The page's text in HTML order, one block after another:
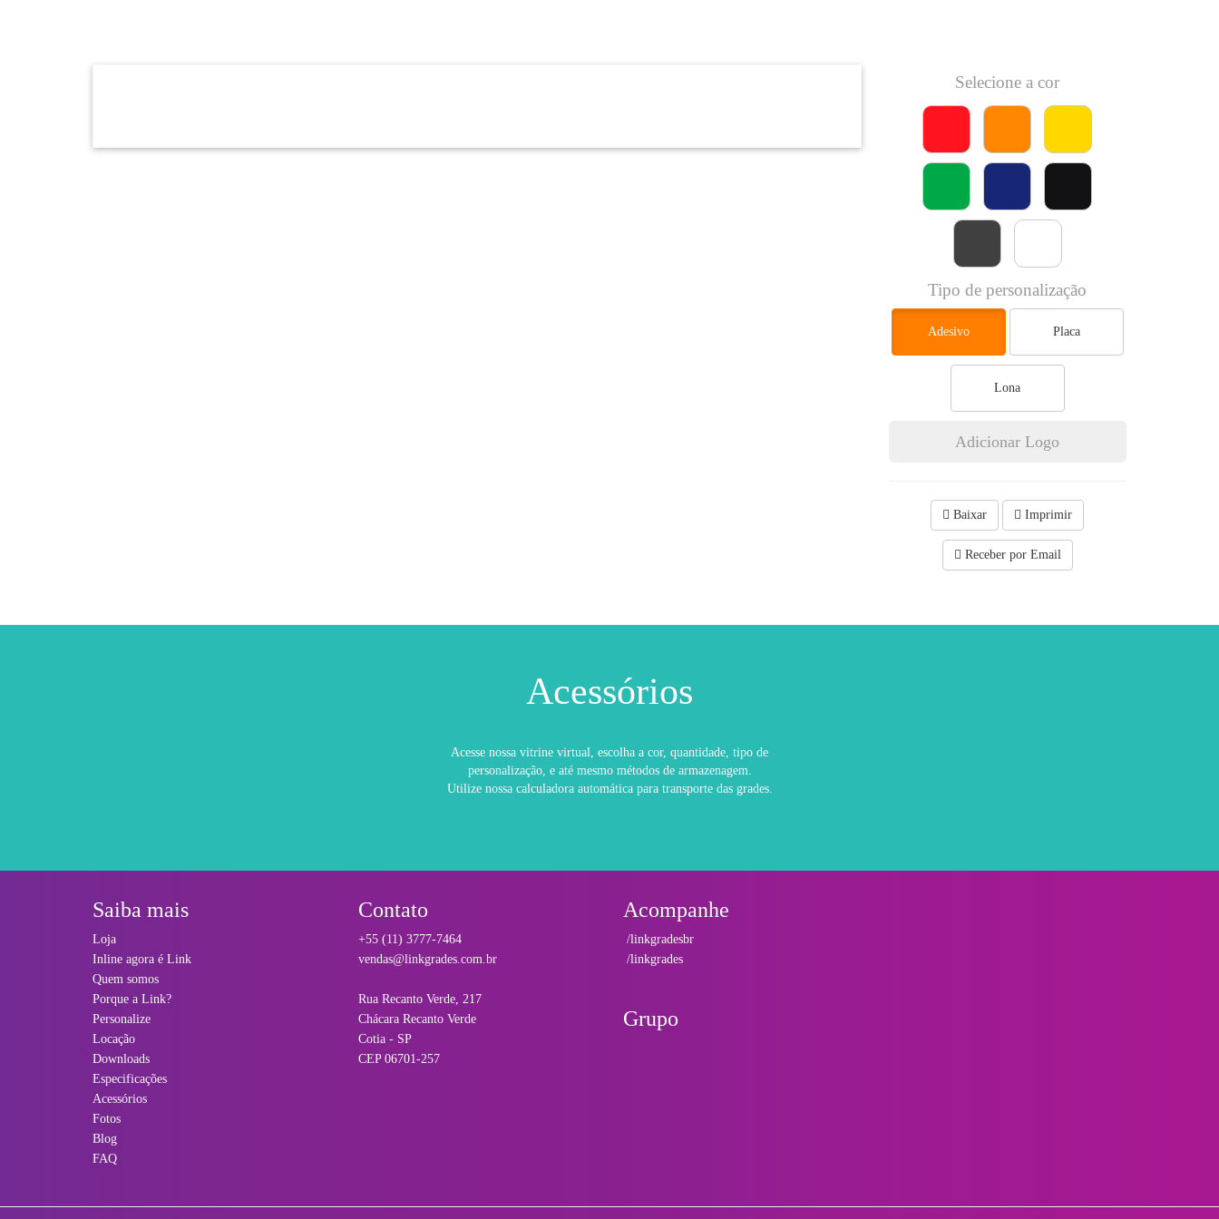
Selecione a cor
Tipo de personalização
Adesivo Placa
Lona
Adicionar Logo
Baixar Imprimir
Receber por Email
Acessórios
Acesse nossa vitrine virtual, escolha a cor, quantidade, tipo de
personalização, e até mesmo métodos de armazenagem.
Utilize nossa calculadora automática para transporte das grades.
Saiba mais
Loja
Inline agora é Link
Quem somos
Porque a Link?
Personalize
Locação
Downloads
Especificações
Acessórios
Fotos
Blog
FAQ
Contato
+55 (11) 3777-7464
vendas@linkgrades.com.br
Rua Recanto Verde, 217
Chácara Recanto Verde
Cotia - SP
CEP 06701-257
Acompanhe
/linkgradesbr
/linkgrades
Grupo